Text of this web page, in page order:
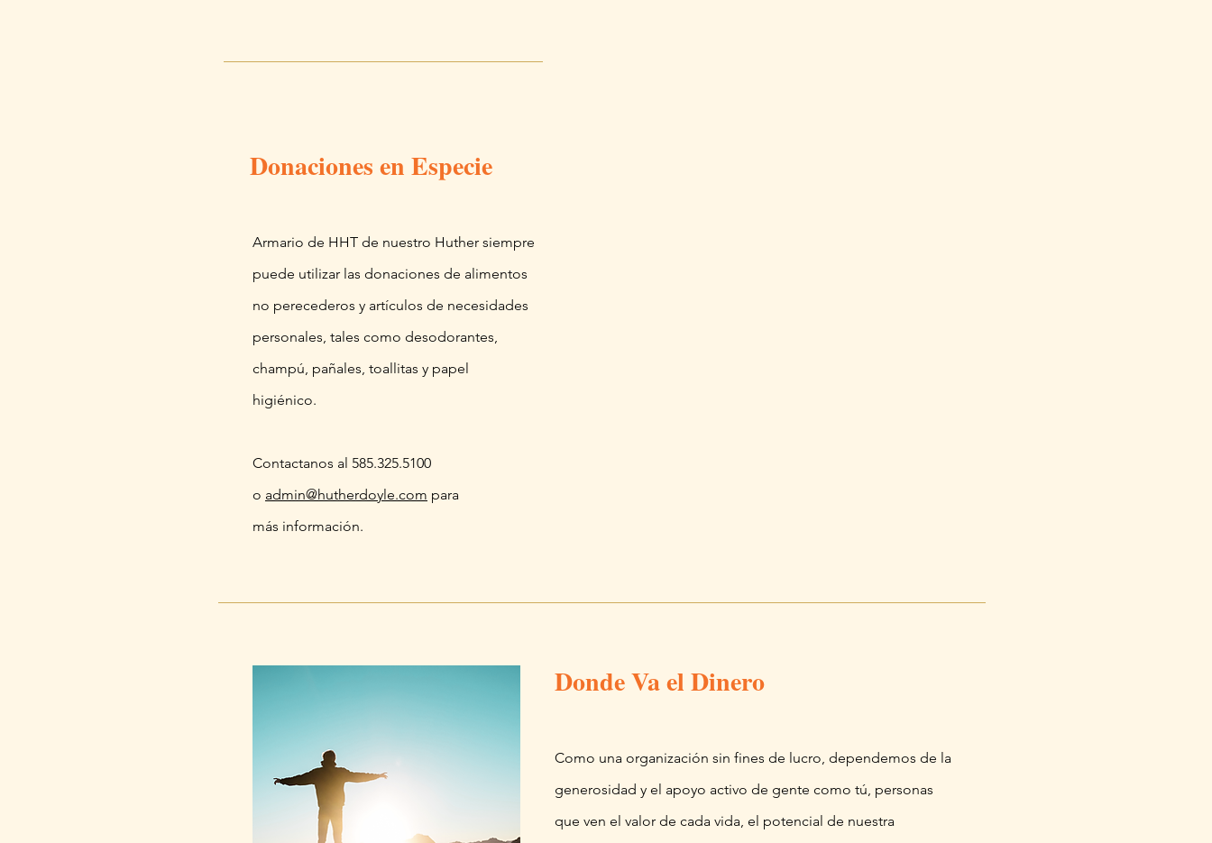
Donaciones en Especie
Armario de HHT de nuestro Huther siempre
puede utilizar las donaciones de alimentos
no perecederos y artículos de necesidades
personales, tales como desodorantes,
champú, pañales, toallitas y papel
higiénico.
Contactanos al 585.325.5100
o admin@hutherdoyle.com para
más información.
Donde Va el Dinero
Como una organización sin fines de lucro, dependemos de la
generosidad y el apoyo activo de gente como tú, personas
que ven el valor de cada vida, el potencial de nuestra